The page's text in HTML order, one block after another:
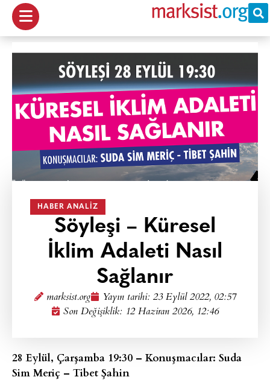
HABER ANALIZ
Söyleşi – Küresel
İklim Adaleti Nasıl
Sağlanır
marksist.org Yayın tarihi: 23 Eylül 2022, 02:57
Son Değişiklik: 12 Haziran 2026, 12:46
28 Eylül, Çarşamba 19:30 – Konuşmacılar: Suda
Sim Meriç – Tibet Şahin